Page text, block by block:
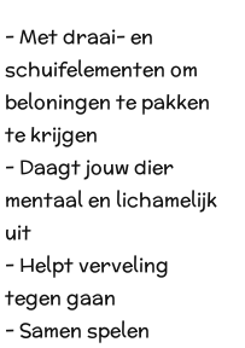
- Met draai- en
schuifelementen om
beloningen te pakken
te krijgen
- Daagt jouw dier
mentaal en lichamelijk
uit
- Helpt verveling
tegen gaan
- Samen spelen